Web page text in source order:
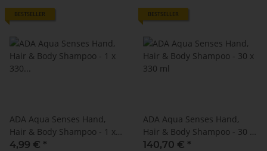
BESTSELLER
ADA Aqua Senses Hand,
Hair & Body Shampoo - 1 x
330 ml (Press + Wash)
4,99 € *
BESTSELLER
ADA Aqua Senses Hand,
Hair & Body Shampoo - 30 x
330 ml
140,70 € *